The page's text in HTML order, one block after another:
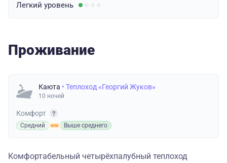
Легкий уровень
Проживание
Каюта • Теплоход «Георгий Жуков»
10 ночей
Комфорт
Средний Выше среднего
Комфортабельный четырёхпалубный теплоход